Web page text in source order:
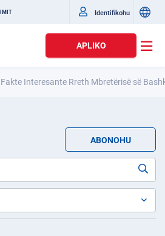
Identifikohu
APLIKO
Interesante Rreth Mbretërisë së
ABONOHU